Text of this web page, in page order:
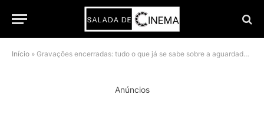
Início » Gravações encerradas: tudo o que já se sabe sobre a aguardada quarta temporada de Bridgerton
Anúncios